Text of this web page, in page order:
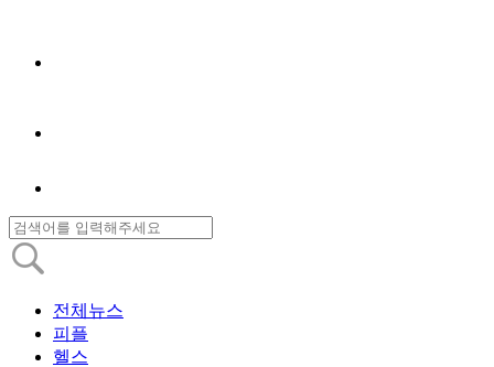
전체뉴스
피플
헬스